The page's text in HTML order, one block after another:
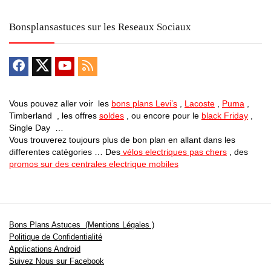
Bonsplansastuces sur les Reseaux Sociaux
Vous pouvez aller voir les bons plans Levi’s , Lacoste , Puma ,
Timberland , les offres soldes , ou encore pour le black Friday ,
Single Day …
Vous trouverez toujours plus de bon plan en allant dans les
differentes catégories … Des vélos electriques pas chers , des
promos sur des centrales electrique mobiles
Bons Plans Astuces (Mentions Légales )
Politique de Confidentialité
Applications Android
Suivez Nous sur Facebook